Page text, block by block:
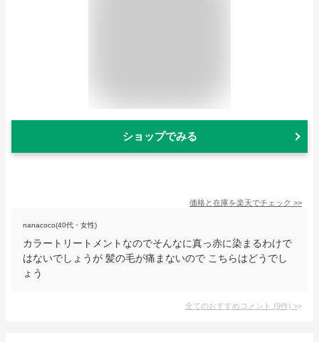
ショップでみる
価格と在庫を楽天でチェック >>
nanacoco(40代・女性)
カラートリートメントなのでそんなに真っ赤に染まるわけで
はないでしょうが 髪の毛が痛まないので こちらはどうでし
ょう
全てのおすすめコメント (9件) >